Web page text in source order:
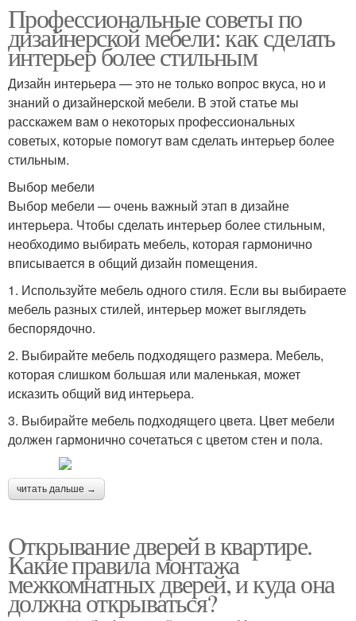
Профессиональные советы по
дизайнерской мебели: как сделать
интерьер более стильным
Дизайн интерьера — это не только вопрос вкуса, но и
знаний о дизайнерской мебели. В этой статье мы
расскажем вам о некоторых профессиональных
советых, которые помогут вам сделать интерьер более
стильным.
Выбор мебели
Выбор мебели — очень важный этап в дизайне
интерьера. Чтобы сделать интерьер более стильным,
необходимо выбирать мебель, которая гармонично
вписывается в общий дизайн помещения.
1. Используйте мебель одного стиля. Если вы выбираете
мебель разных стилей, интерьер может выглядеть
беспорядочно.
2. Выбирайте мебель подходящего размера. Мебель,
которая слишком большая или маленькая, может
исказить общий вид интерьера.
3. Выбирайте мебель подходящего цвета. Цвет мебели
должен гармонично сочетаться с цветом стен и пола.
читать дальше →
Открывание дверей в квартире.
Какие правила монтажа
межкомнатных дверей, и куда она
должна открываться?